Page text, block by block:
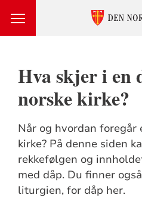
Hva skjer i en
norske kirke?
Når og hvordan foregår
kirke? På denne siden
rekkefølgen og
med dåp. Du finner
liturgien, for dåp her.